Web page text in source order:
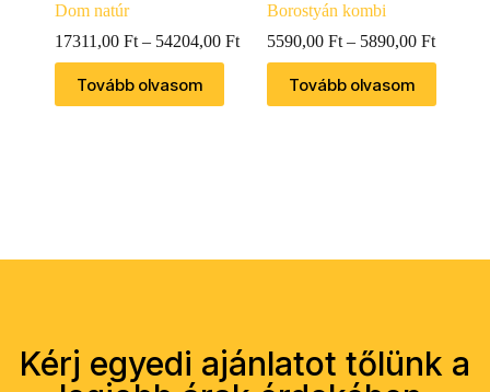
Dom natúr
17311,00 Ft – 54204,00 Ft
Tovább olvasom
Borostyán kombi
5590,00 Ft – 5890,00 Ft
Tovább olvasom
Kérj egyedi ajánlatot tőlünk a